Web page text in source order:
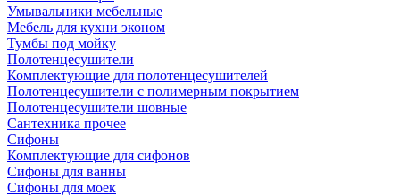
Умывальники мебельные
Мебель для кухни эконом
Тумбы под мойку
Полотенцесушители
Комплектующие для полотенцесушителей
Полотенцесушители с полимерным покрытием
Полотенцесушители шовные
Сантехника прочее
Сифоны
Комплектующие для сифонов
Сифоны для ванны
Сифоны для моек